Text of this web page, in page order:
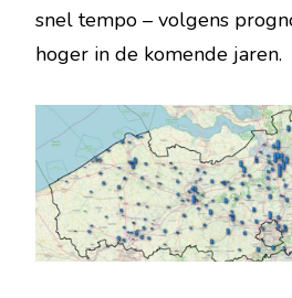
snel tempo – volgens
hoger in de komende jaren.